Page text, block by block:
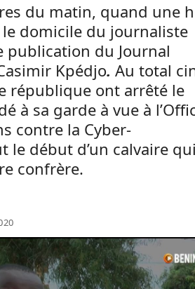
du matin, quand une
le domicile du journaliste
publication du Journal
Kpédjo. Au total
république ont arrêté le
à sa garde à vue à
contre la Cyber-
le début d’un calvaire
confrère.